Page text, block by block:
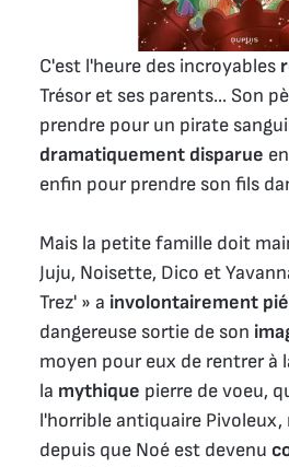
C'est l'heure des incroyables
Trésor et ses parents... Son
prendre pour un pirate
dramatiquement disparue
enfin pour prendre son fils
Mais la petite famille doit
Juju, Noisette, Dico et
Trez' » a involontairement
dangereuse sortie de son
moyen pour eux de rentrer à
la mythique pierre de voeu,
l'horrible antiquaire Pivoleux,
depuis que Noé est devenu